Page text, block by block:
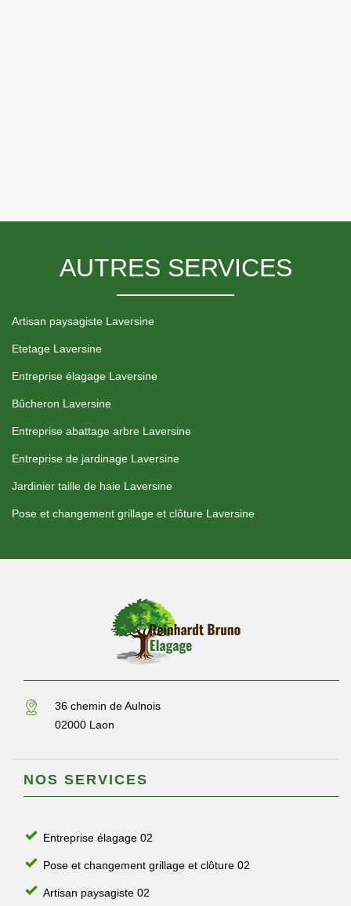
AUTRES SERVICES
Artisan paysagiste Laversine
Etetage Laversine
Entreprise élagage Laversine
Bûcheron Laversine
Entreprise abattage arbre Laversine
Entreprise de jardinage Laversine
Jardinier taille de haie Laversine
Pose et changement grillage et clôture Laversine
36 chemin de Aulnois
02000 Laon
NOS SERVICES
Entreprise élagage 02
Pose et changement grillage et clôture 02
Artisan paysagiste 02